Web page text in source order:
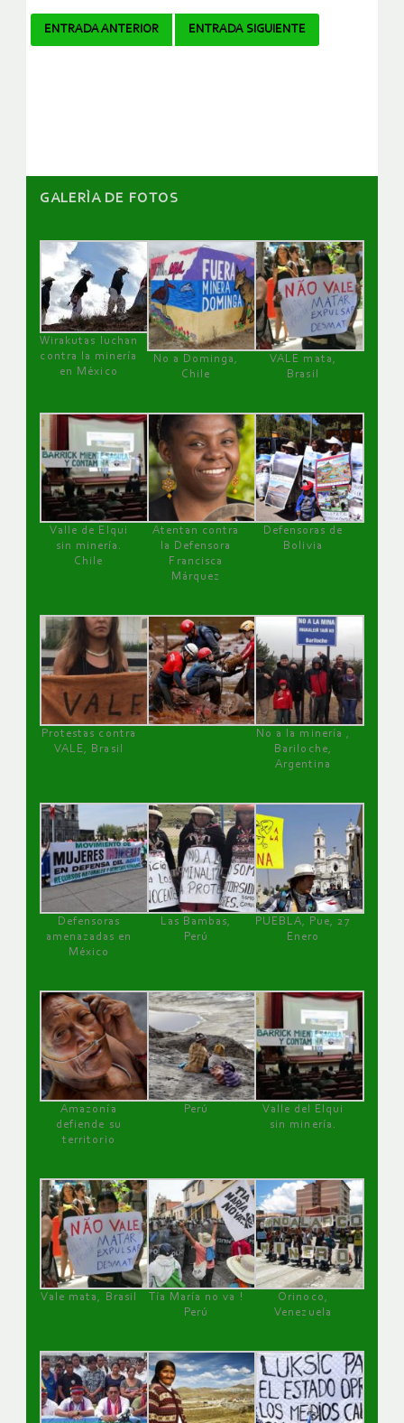
Navegador
ENTRADA ANTERIOR ENTRADA SIGUIENTE
GALERÌA DE FOTOS
Wirakutas luchan
contra la minería
en México
No a Dominga,
Chile
VALE mata,
Brasil
Valle de Elqui
sin minería.
Chile
Atentan contra
la Defensora
Francisca
Márquez
Defensoras de
Bolivia
Protestas contra
VALE, Brasil
No a la minería ,
Bariloche,
Argentina
Defensoras
amenazadas en
México
Las Bambas,
Perú
PUEBLA, Pue, 27
Enero
Amazonía
defiende su
territorio
Perú
Valle del Elqui
sin minería.
Vale mata, Brasil
Tía María no va !
Perú
Orinoco,
Venezuela